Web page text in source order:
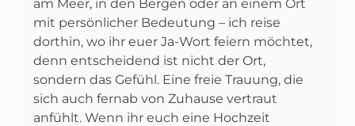
am Meer, in den Bergen oder an einem Ort
mit persönlicher Bedeutung – ich reise
dorthin, wo ihr euer Ja-Wort feiern möchtet,
denn entscheidend ist nicht der Ort,
sondern das Gefühl. Eine freie Trauung, die
sich auch fernab von Zuhause vertraut
anfühlt. Wenn ihr euch eine Hochzeit